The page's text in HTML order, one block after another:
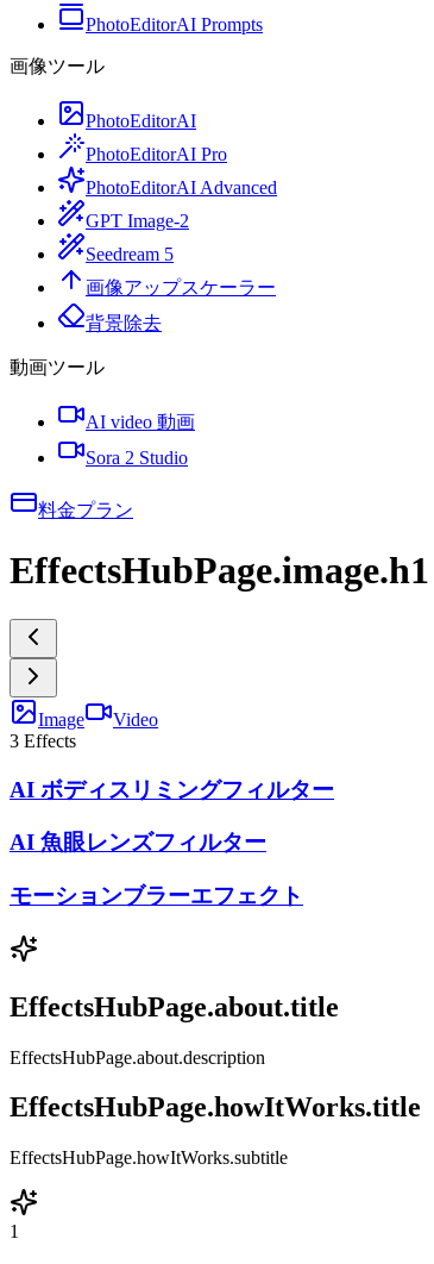
PhotoEditorAI Prompts
画像ツール
PhotoEditorAI
PhotoEditorAI Pro
PhotoEditorAI Advanced
GPT Image-2
Seedream 5
画像アップスケーラー
背景除去
動画ツール
AI video 動画
Sora 2 Studio
料金プラン
EffectsHubPage.image.h1
Image
Video
3 Effects
AI ボディスリミングフィルター
AI 魚眼レンズフィルター
モーションブラーエフェクト
EffectsHubPage.about.title
EffectsHubPage.about.description
EffectsHubPage.howItWorks.title
EffectsHubPage.howItWorks.subtitle
1